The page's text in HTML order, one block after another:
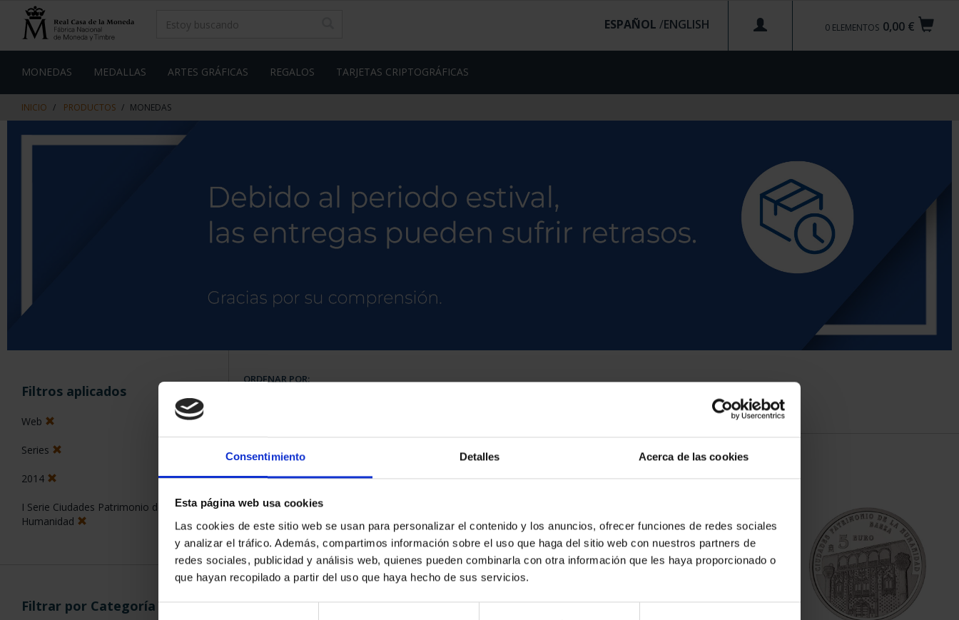
Consentimiento Detalles Acerca de las cookies
Esta página web usa cookies
Las cookies de este sitio web se usan para personalizar el contenido y los anuncios, ofrecer funciones de redes sociales
y analizar el tráfico. Además, compartimos información sobre el uso que haga del sitio web con nuestros partners de
redes sociales, publicidad y análisis web, quienes pueden combinarla con otra información que les haya proporcionado o
que hayan recopilado a partir del uso que haya hecho de sus servicios.
contenido
de
0,00 €
0 ELEMENTOS
ESPAÑOL /
MONEDAS MEDALLAS ARTES GRÁFICAS REGALOS TARJETAS CRIPTOGRÁFICAS
INICIO PRODUCTOS MONEDAS
Filtros aplicados
Web
Series
2014
I Serie Ciudades Patrimonio de la
Humanidad
Filtrar por Categoría
ORDENAR POR:
5 Productos encontrados